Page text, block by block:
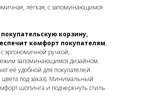
лёгкая, с запоминающимся
корзину,
комфорт покупателям,
эргономичной ручкой,
запоминающимся дизайном.
её удобной для покупателей
цвета под заказ). Минимальный
шопинга и подчеркнуть стиль